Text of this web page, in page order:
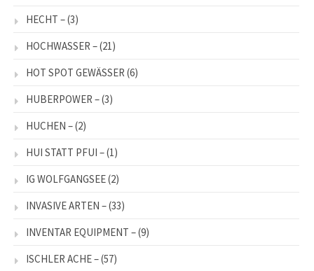
HECHT –(3)
HOCHWASSER –(21)
HOT SPOT GEWÄSSER (6)
HUBERPOWER –(3)
HUCHEN –(2)
HUI STATT PFUI –(1)
IG WOLFGANGSEE(2)
INVASIVE ARTEN –(33)
INVENTAR EQUIPMENT –(9)
ISCHLER ACHE –(57)